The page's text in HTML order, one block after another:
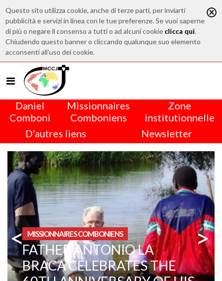
Questo sito utilizza cookie, anche di terze parti, per inviarti
pubblicità e servizi in linea con le tue preferenze. Se vuoi saperne
di più o negare il consenso a tutti o ad alcuni cookie clicca qui.
Chiudendo questo banner o cliccando qualunque suo elemento
acconsenti all'uso dei cookie.
Daniel
Comboni
Missionnaires
Comboniens
Zone
institutionnelle
D’autres liens
Newsletter
< ZONE INSTITUTIONNELLE
CENTRAL AFRICAN
>